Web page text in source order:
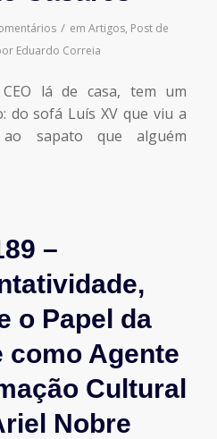
/ emArtigos, Post de
Eduardo Correia
lá de casa, tem um
do sofá Luís XV que viu a
ao sapato que alguém
–
o Papel da
como Agente
Cultural
Nobre